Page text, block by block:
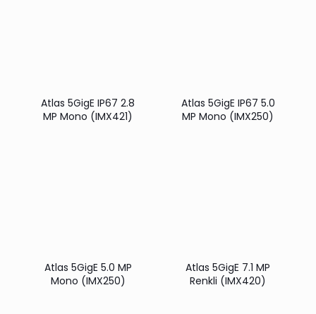
Atlas 5GigE IP67 2.8
MP Mono (IMX421)
Atlas 5GigE IP67 5.0
MP Mono (IMX250)
Atlas 5GigE 5.0 MP
Mono (IMX250)
Atlas 5GigE 7.1 MP
Renkli (IMX420)